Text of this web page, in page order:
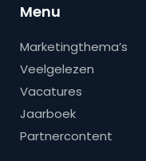
Menu
Marketingthema’s
Veelgelezen
Vacatures
Jaarboek
Partnercontent